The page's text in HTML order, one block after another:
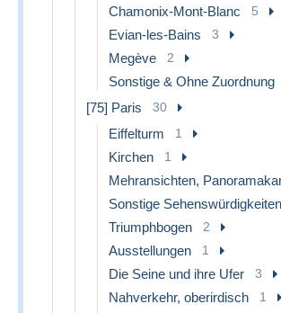
Chamonix-Mont-Blanc 5
Evian-les-Bains 3
Megève 2
Sonstige & Ohne Zuordnung
[75] Paris 30
Eiffelturm 1
Kirchen 1
Sonstige Sehenswürdigkeiten
Triumphbogen 2
Ausstellungen 1
Die Seine und ihre Ufer 3
Nahverkehr, oberirdisch 1